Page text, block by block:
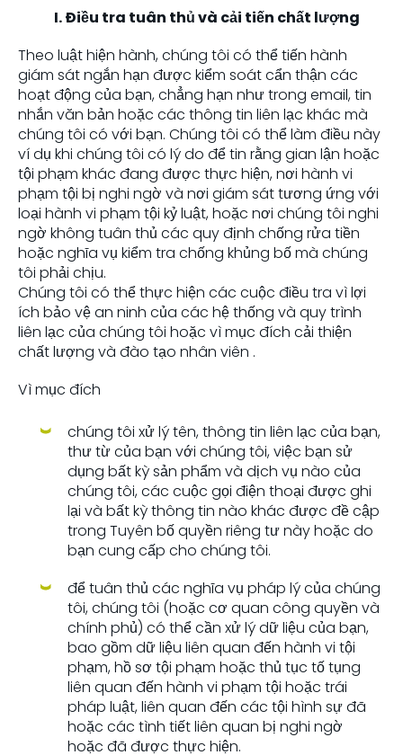
I. Điều tra tuân thủ và cải tiến chất lượng
Theo luật hiện hành, chúng tôi có thể tiến hành
giám sát ngắn hạn được kiểm soát cẩn thận các
hoạt động của bạn, chẳng hạn như trong email, tin
nhắn văn bản hoặc các thông tin liên lạc khác mà
chúng tôi có với bạn. Chúng tôi có thể làm điều này
ví dụ khi chúng tôi có lý do để tin rằng gian lận hoặc
tội phạm khác đang được thực hiện, nơi hành vi
phạm tội bị nghi ngờ và nơi giám sát tương ứng với
loại hành vi phạm tội kỷ luật, hoặc nơi chúng tôi nghi
ngờ không tuân thủ các quy định chống rửa tiền
hoặc nghĩa vụ kiểm tra chống khủng bố mà chúng
tôi phải chịu.
Chúng tôi có thể thực hiện các cuộc điều tra vì lợi
ích bảo vệ an ninh của các hệ thống và quy trình
liên lạc của chúng tôi hoặc vì mục đích cải thiện
chất lượng và đào tạo nhân viên .
Vì mục đích
chúng tôi xử lý tên, thông tin liên lạc của bạn,
thư từ của bạn với chúng tôi, việc bạn sử
dụng bất kỳ sản phẩm và dịch vụ nào của
chúng tôi, các cuộc gọi điện thoại được ghi
lại và bất kỳ thông tin nào khác được đề cập
trong Tuyên bố quyền riêng tư này hoặc do
bạn cung cấp cho chúng tôi.
để tuân thủ các nghĩa vụ pháp lý của chúng
tôi, chúng tôi (hoặc cơ quan công quyền và
chính phủ) có thể cần xử lý dữ liệu của bạn,
bao gồm dữ liệu liên quan đến hành vi tội
phạm, hồ sơ tội phạm hoặc thủ tục tố tụng
liên quan đến hành vi phạm tội hoặc trái
pháp luật, liên quan đến các tội hình sự đã
hoặc các tình tiết liên quan bị nghi ngờ
hoặc đã được thực hiện.